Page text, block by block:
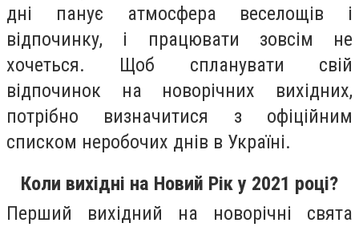
дні панує атмосфера веселощів і
відпочинку, і працювати зовсім не
хочеться. Щоб спланувати свій
відпочинок на новорічних вихідних,
потрібно визначитися з офіційним
списком неробочих днів в Україні.
Коли вихідні на Новий Рік у 2021 році?
Перший вихідний на новорічні свята